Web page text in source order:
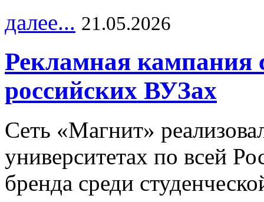
далее... 21.05.2026
Рекламная кампания
российских ВУЗах
Сеть «Магнит»
университетах по всей
бренда среди